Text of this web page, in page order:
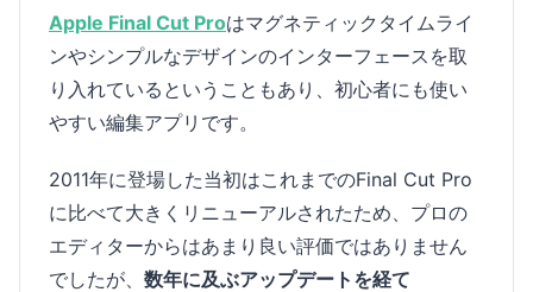
Apple Final Cut Proはマグネティックタイムライ
ンやシンプルなデザインのインターフェースを取
り入れているということもあり、初心者にも使い
やすい編集アプリです。
2011年に登場した当初はこれまでのFinal Cut Pro
に比べて大きくリニューアルされたため、プロの
エディターからはあまり良い評価ではありません
でしたが、 数年に及ぶアップデートを経て